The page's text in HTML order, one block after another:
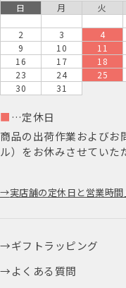
日 月 火
2
3 4
9
10 11
16
17 18
23
24 25
30
31
■ …定休日
商品の出荷作業およびお
ル）をお休みさせていた
実店舗の定休日と営業時
ギフトラッピング
よくある質問